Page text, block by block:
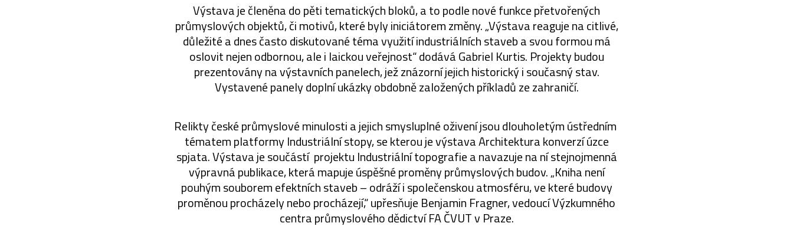
Výstava je členěna do pěti tematických bloků, a to podle nové funkce přetvořených
průmyslových objektů, či motivů, které byly iniciátorem změny. „Výstava reaguje na citlivé,
důležité a dnes často diskutované téma využití industriálních staveb a svou formou má
oslovit nejen odbornou, ale i laickou veřejnost“ dodává Gabriel Kurtis. Projekty budou
prezentovány na výstavních panelech, jež znázorní jejich historický i současný stav.
Vystavené panely doplní ukázky obdobně založených příkladů ze zahraničí.
Relikty české průmyslové minulosti a jejich smysluplné oživení jsou dlouholetým ústředním
tématem platformy Industriální stopy, se kterou je výstava Architektura konverzí úzce
spjata. Výstava je součástí projektu Industriální topografie a navazuje na ní stejnojmenná
výpravná publikace, která mapuje úspěšné proměny průmyslových budov. „Kniha není
pouhým souborem efektních staveb – odráží i společenskou atmosféru, ve které budovy
proměnou procházely nebo procházejí,“ upřesňuje Benjamin Fragner, vedoucí Výzkumného
centra průmyslového dědictví FA ČVUT v Praze.